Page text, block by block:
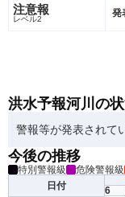
注意報
レベル2 発
洪水予報河川の
警報等が発表されて
今後の推移
特別警報級 危険警報級
日付
6